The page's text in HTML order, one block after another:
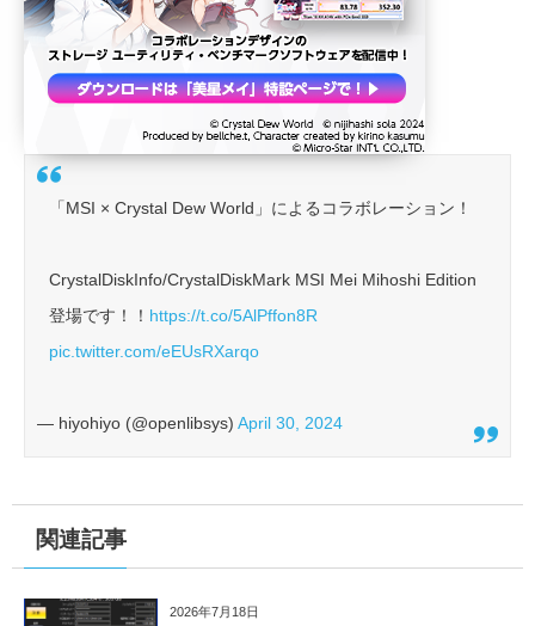
「MSI × Crystal Dew World」によるコラボレーション！
CrystalDiskInfo/CrystalDiskMark MSI Mei Mihoshi Edition
登場です！！ https://t.co/5AlPffon8R
pic.twitter.com/eEUsRXarqo
— hiyohiyo (@openlibsys) April 30, 2024
関連記事
2026年7月18日